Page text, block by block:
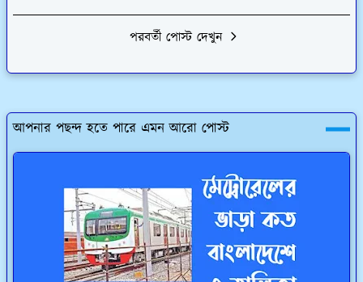
পরবর্তী পোস্ট দেখুন
আপনার পছন্দ হতে পারে এমন আরো পোস্ট